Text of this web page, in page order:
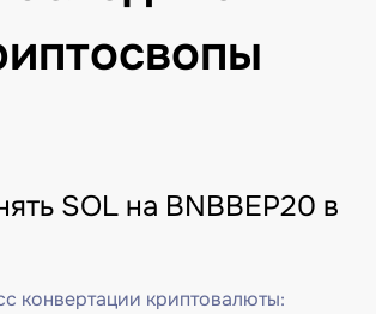
SOL на BNBBEP20 в
конвертации криптовалюты: